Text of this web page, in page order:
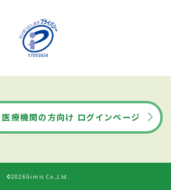
医療機関の方向け ログインページ
©2026Gimic Co.,Ltd.